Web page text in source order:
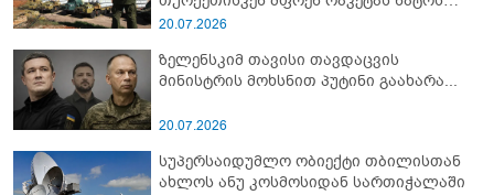
სამიტი კინაღამ ჩაუშლია
20.07.2026
ზელენსკიმ თავისი თავდაცვის
მინისტრის მოხსნით პუტინი გაახარა...
20.07.2026
სუპერსაიდუმლო ობიექტი თბილისთან
ახლოს ანუ კოსმოსიდან სართიჭალაში